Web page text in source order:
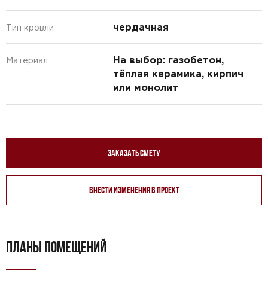
Тип кровли чердачная
Материал
На выбор: газобетон,
тёплая керамика, кирпич
или монолит
Заказать смету
Внести изменения в проект
ПЛАНЫ ПОМЕЩЕНИЙ